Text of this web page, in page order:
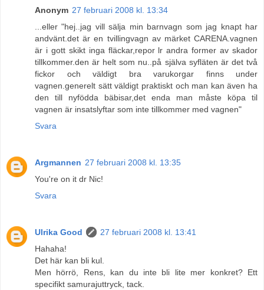
Anonym 27 februari 2008 kl. 13:34
...eller "hej..jag vill sälja min barnvagn som jag knapt har
andvänt.det är en tvillingvagn av märket CARENA.vagnen
är i gott skikt inga fläckar,repor lr andra former av skador
tillkommer.den är helt som nu..på själva syfläten är det två
fickor och väldigt bra varukorgar finns under
vagnen.generelt sätt väldigt praktiskt och man kan även ha
den till nyfödda bäbisar,det enda man måste köpa til
vagnen är insatslyftar som inte tillkommer med vagnen"
Svara
Argmannen 27 februari 2008 kl. 13:35
You're on it dr Nic!
Svara
Ulrika Good
27 februari 2008 kl. 13:41
Hahaha!
Det här kan bli kul.
Men hörrö, Rens, kan du inte bli lite mer konkret? Ett
specifikt samurajuttryck, tack.